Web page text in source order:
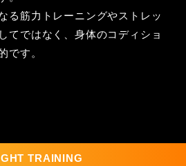
る筋力トレーニングやストレッ
てではなく、身体のコディショ
です。
TRAINING